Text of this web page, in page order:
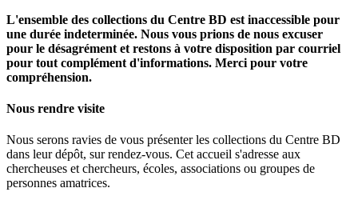
L'ensemble des collections du Centre BD est inaccessible pour
une durée indeterminée. Nous vous prions de nous excuser
pour le désagrément et restons à votre disposition par courriel
pour tout complément d'informations. Merci pour votre
compréhension.
Nous rendre visite
Nous serons ravies de vous présenter les collections du Centre BD
dans leur dépôt, sur rendez-vous. Cet accueil s'adresse aux
chercheuses et chercheurs, écoles, associations ou groupes de
personnes amatrices.